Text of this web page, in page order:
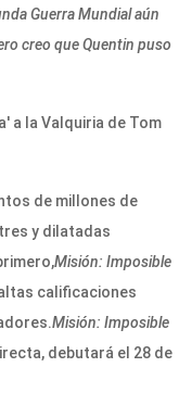
Guerra Mundial aún
creo que Quentin puso
a la Valquiria de Tom
de millones de
y dilatadas
Misión: Imposible
calificaciones
Misión: Imposible
debutará el 28 de